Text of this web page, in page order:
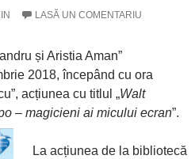
LASĂ UN COMENTARIU
și Aristia Aman”
2018, începând cu ora
acțiunea cu titlul „Walt
– magicieni ai micului ecran”.
La acțiunea de la bibliotecă